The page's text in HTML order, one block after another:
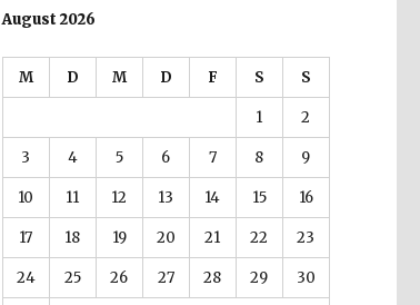
August 2026
M D M D F S S
1 2
3 4 5 6 7 8 9
10 11 12 13 14 15 16
17 18 19 20 21 22 23
24 25 26 27 28 29 30